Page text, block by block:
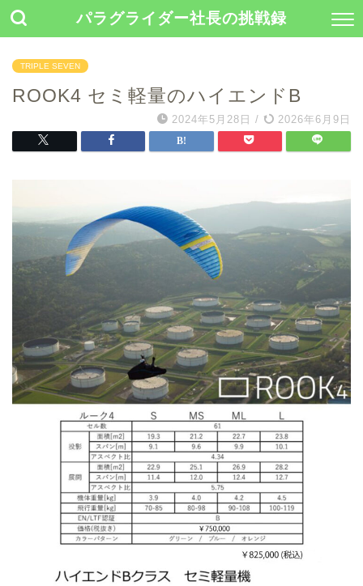
パラグライダー社長の挑戦録
TRIPLE SEVEN
ROOK4 セミ軽量のハイエンドB
2024年5月28日 / 2026年6月9日